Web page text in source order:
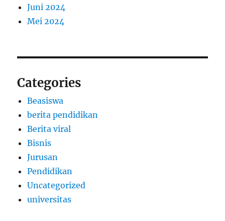
Juni 2024
Mei 2024
Categories
Beasiswa
berita pendidikan
Berita viral
Bisnis
Jurusan
Pendidikan
Uncategorized
universitas